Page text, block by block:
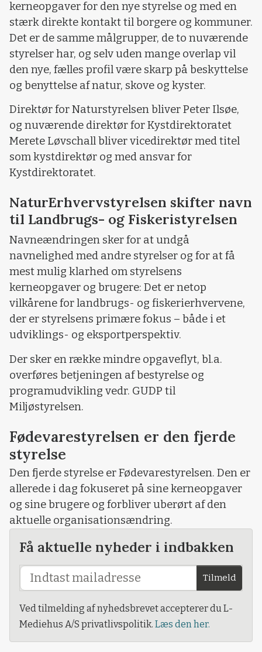
kerneopgaver for den nye styrelse og med en
stærk direkte kontakt til borgere og kommuner.
Det er de samme målgrupper, de to nuværende
styrelser har, og selv uden mange overlap vil
den nye, fælles profil være skarp på beskyttelse
og benyttelse af natur, skove og kyster.
Direktør for Naturstyrelsen bliver Peter Ilsøe,
og nuværende direktør for Kystdirektoratet
Merete Løvschall bliver vicedirektør med titel
som kystdirektør og med ansvar for
Kystdirektoratet.
NaturErhvervstyrelsen skifter navn
til Landbrugs- og Fiskeristyrelsen
Navneændringen sker for at undgå
navnelighed med andre styrelser og for at få
mest mulig klarhed om styrelsens
kerneopgaver og brugere: Det er netop
vilkårene for landbrugs- og fiskerierhvervene,
der er styrelsens primære fokus – både i et
udviklings- og eksportperspektiv.
Der sker en række mindre opgaveflyt, bl.a.
overføres betjeningen af bestyrelse og
programudvikling vedr. GUDP til
Miljøstyrelsen.
Fødevarestyrelsen er den fjerde
styrelse
Den fjerde styrelse er Fødevarestyrelsen. Den er
allerede i dag fokuseret på sine kerneopgaver
og sine brugere og forbliver uberørt af den
aktuelle organisationsændring.
Få aktuelle nyheder i indbakken
Tilmeld
Ved tilmelding af nyhedsbrevet accepterer du L-
Mediehus A/S privatlivspolitik. Læs den her.